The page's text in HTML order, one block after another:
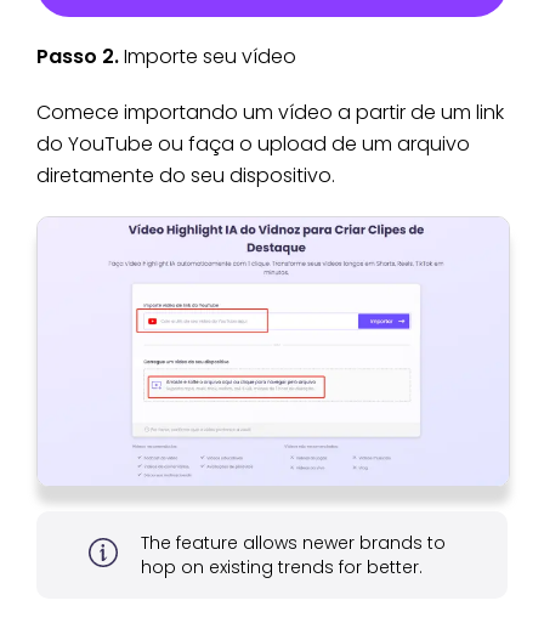
Passo 2.Importe seu vídeo
Comece importando um vídeo a partir de um link
do YouTube ou faça o upload de um arquivo
diretamente do seu dispositivo.
The feature allows newer brands to
hop on existing trends for better.